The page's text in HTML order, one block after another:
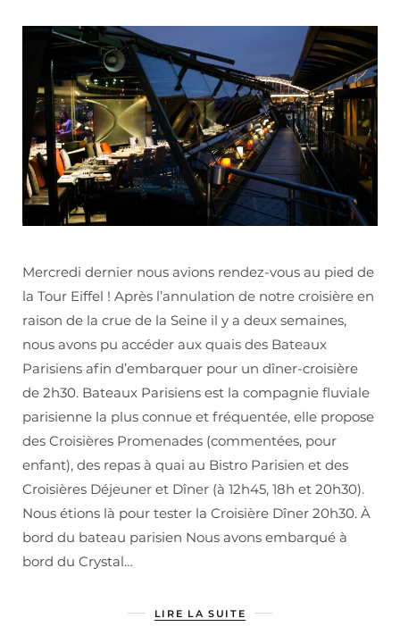
Mercredi dernier nous avions rendez-vous au pied de
la Tour Eiffel ! Après l’annulation de notre croisière en
raison de la crue de la Seine il y a deux semaines,
nous avons pu accéder aux quais des Bateaux
Parisiens afin d’embarquer pour un dîner-croisière
de 2h30. Bateaux Parisiens est la compagnie fluviale
parisienne la plus connue et fréquentée, elle propose
des Croisières Promenades (commentées, pour
enfant), des repas à quai au Bistro Parisien et des
Croisières Déjeuner et Dîner (à 12h45, 18h et 20h30).
Nous étions là pour tester la Croisière Dîner 20h30. À
bord du bateau parisien Nous avons embarqué à
bord du Crystal…
LIRE LA SUITE